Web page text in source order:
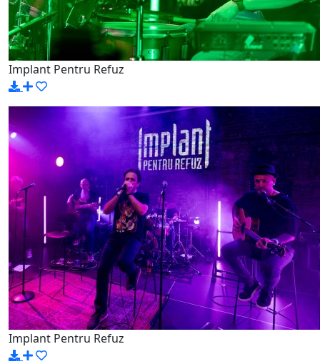
Implant Pentru Refuz
Implant Pentru Refuz